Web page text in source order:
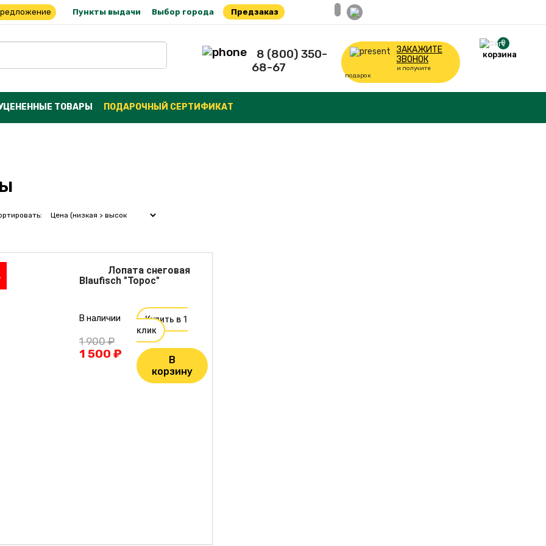
Пункты выдачи Выбор города Предзаказ
8 (800) 350-
68-67
ЗАКАЖИТЕ
ЗВОНОК
и получите
подарок
0
корзина
ТОВАРЫ ПОДАРОЧНЫЙ СЕРТИФИКАТ
Лопата снеговая
Blaufisch "Торос"
В наличии
1 900 ₽
1 500 ₽
Купить в 1
клик
В
корзину